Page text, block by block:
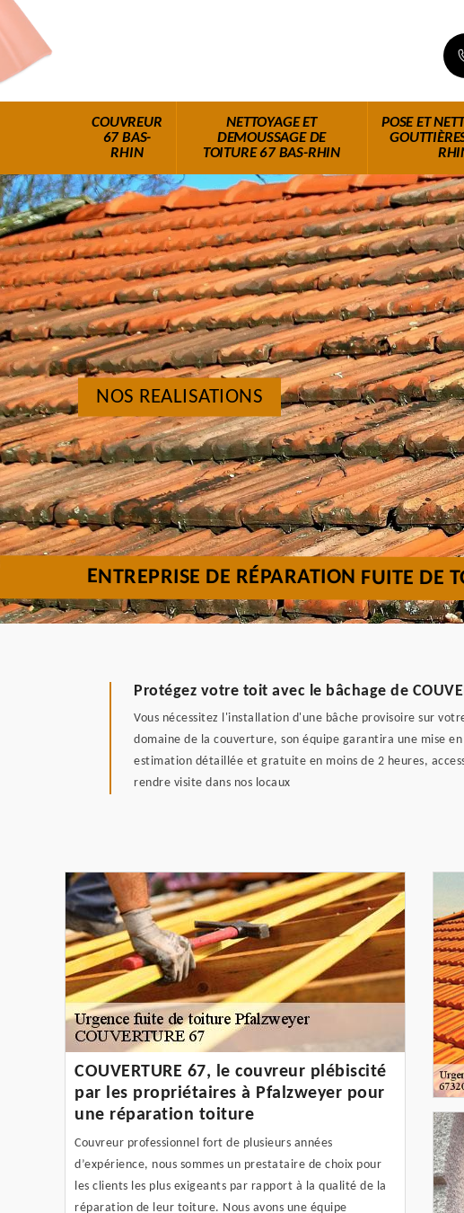
COUVREUR
67 BAS-
RHIN
NETTOYAGE ET
DEMOUSSAGE DE
TOITURE 67 BAS-RHIN
POSE ET
NOS REALISATIONS
ENTREPRISE DE RÉPARATION FUITE DE
Protégez votre toit avec le bâchage de
Vous nécessitez l'installation d'une bâche provisoire sur
domaine de la couverture, son équipe garantira une mise
estimation détaillée et gratuite en moins de 2 heures,
rendre visite dans nos locaux
COUVERTURE 67, le couvreur plébiscité
par les propriétaires à Pfalzweyer pour
une réparation toiture
Couvreur professionnel fort de plusieurs années
d’expérience, nous sommes un prestataire de choix pour
les clients les plus exigeants par rapport à la qualité de la
réparation de leur toiture. Nous avons une équipe